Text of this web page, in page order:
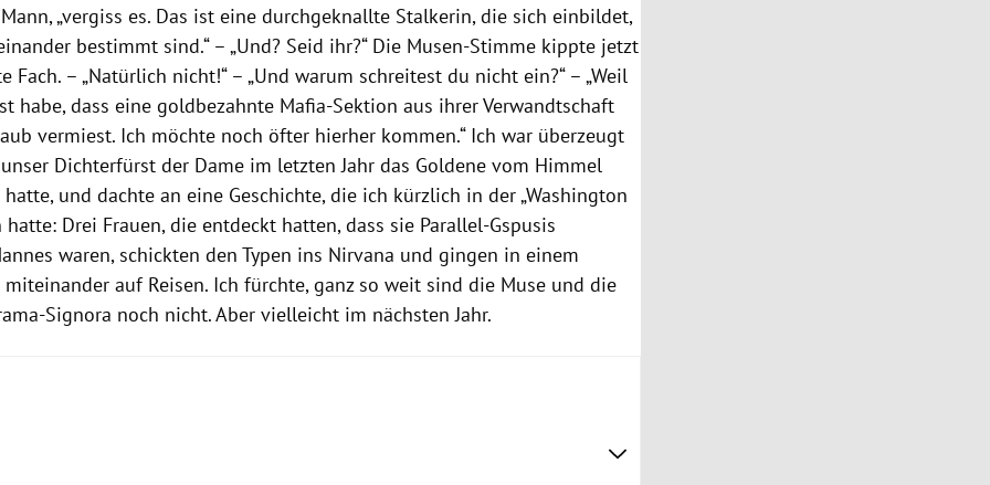
„vergiss es. Das ist eine durchgeknallte Stalkerin, die sich einbildet,
bestimmt sind.“ – „Und? Seid ihr?“ Die Musen-Stimme kippte jetzt
Fach. – „Natürlich nicht!“ – „Und warum schreitest du nicht ein?“ – „Weil
habe, dass eine goldbezahnte Mafia-Sektion aus ihrer Verwandtschaft
vermiest. Ich möchte noch öfter hierher kommen.“ Ich war überzeugt
Dichterfürst der Dame im letzten Jahr das Goldene vom Himmel
und dachte an eine Geschichte, die ich kürzlich in der „Washington
hatte: Drei Frauen, die entdeckt hatten, dass sie Parallel-Gspusis
waren, schickten den Typen ins Nirvana und gingen in einem
miteinander auf Reisen. Ich fürchte, ganz so weit sind die Muse und die
Signora noch nicht. Aber vielleicht im nächsten Jahr.